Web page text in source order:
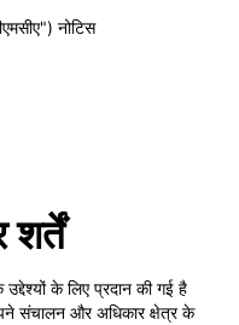
नोटिस
के लिए प्रदान की गई है
संचालन और अधिकार क्षेत्र के